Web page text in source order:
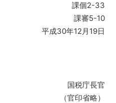
課個2-33
課審5-10
平成30年12月19日
国税庁長官
（官印省略）